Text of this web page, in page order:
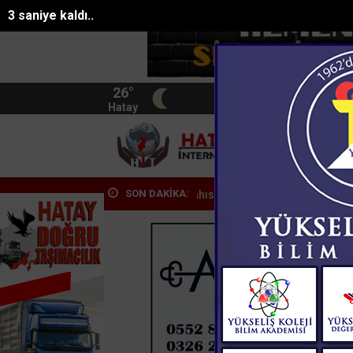
2 saniye kaldı..
26°
Hatay
13.744
SON DAKİKA:
kesim yapan şahıslar... Mersinde silahlı saldırı: 1 kişi